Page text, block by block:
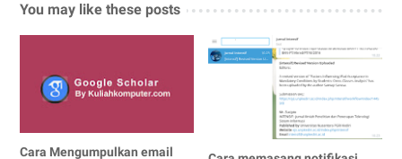
You may like these posts
Cara Mengumpulkan email